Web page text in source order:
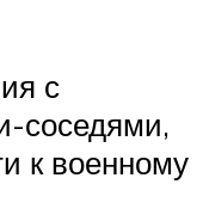
с
соседями,
к военному